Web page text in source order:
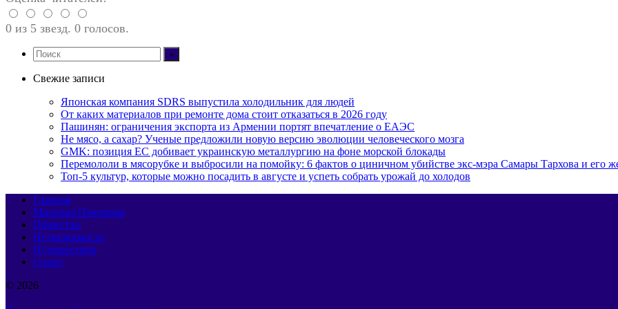
0 из 5 звезд. 0 голосов.
Свежие записи
Японская компания SDRS выпустила холодильник для людей
От каких материалов при ремонте дома стоит отказаться в 2026 году
Пашинян: ограничения экспорта из Армении портят впечатление о ЕАЭС
Не мясо, а сахар? Ученые предложили новую версию эволюции человеческого мозга
GMK: позиция ЕС добивает украинскую металлургию на фоне морской блокады
Перемололи в мясорубке и выбросили на помойку: 6 фактов о циничном убийстве экс-мэра Самары Тархова и его
Топ-5 культур, которые можно посадить в августе и успеть собрать урожай до холодов
Главная
Мировая Панорама
Общество
Недвижимость
Путешествия
Спорт
© 2026